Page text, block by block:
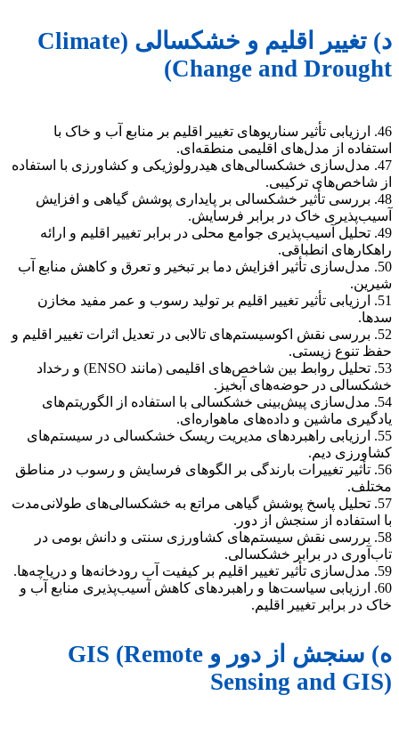
د) تغییر اقلیم و خشکسالی (Climate
Change and Drought)
46. ارزیابی تأثیر سناریوهای تغییر اقلیم بر منابع آب و خاک با
استفاده از مدل‌های اقلیمی منطقه‌ای.
47. مدل‌سازی خشکسالی‌های هیدرولوژیکی و کشاورزی با استفاده
از شاخص‌های ترکیبی.
48. بررسی تأثیر خشکسالی بر پایداری پوشش گیاهی و افزایش
آسیب‌پذیری خاک در برابر فرسایش.
49. تحلیل آسیب‌پذیری جوامع محلی در برابر تغییر اقلیم و ارائه
راهکارهای انطباقی.
50. مدل‌سازی تأثیر افزایش دما بر تبخیر و تعرق و کاهش منابع آب
شیرین.
51. ارزیابی تأثیر تغییر اقلیم بر تولید رسوب و عمر مفید مخازن
سدها.
52. بررسی نقش اکوسیستم‌های تالابی در تعدیل اثرات تغییر اقلیم و
حفظ تنوع زیستی.
53. تحلیل روابط بین شاخص‌های اقلیمی (مانند ENSO) و رخداد
خشکسالی در حوضه‌های آبخیز.
54. مدل‌سازی پیش‌بینی خشکسالی با استفاده از الگوریتم‌های
یادگیری ماشین و داده‌های ماهواره‌ای.
55. ارزیابی راهبردهای مدیریت ریسک خشکسالی در سیستم‌های
کشاورزی دیم.
56. تأثیر تغییرات بارندگی بر الگوهای فرسایش و رسوب در مناطق
مختلف.
57. تحلیل پاسخ پوشش گیاهی مراتع به خشکسالی‌های طولانی‌مدت
با استفاده از سنجش از دور.
58. بررسی نقش سیستم‌های کشاورزی سنتی و دانش بومی در
تاب‌آوری در برابر خشکسالی.
59. مدل‌سازی تأثیر تغییر اقلیم بر کیفیت آب رودخانه‌ها و دریاچه‌ها.
60. ارزیابی سیاست‌ها و راهبردهای کاهش آسیب‌پذیری منابع آب و
خاک در برابر تغییر اقلیم.
ه) سنجش از دور و GIS (Remote
Sensing and GIS)